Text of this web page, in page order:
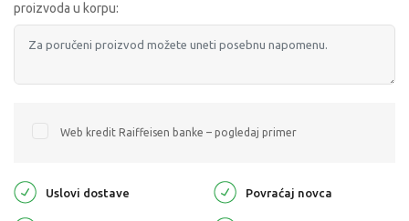
proizvoda u korpu:
Web kredit Raiffeisen banke – pogledaj primer
Uslovi dostave Povraćaj novca